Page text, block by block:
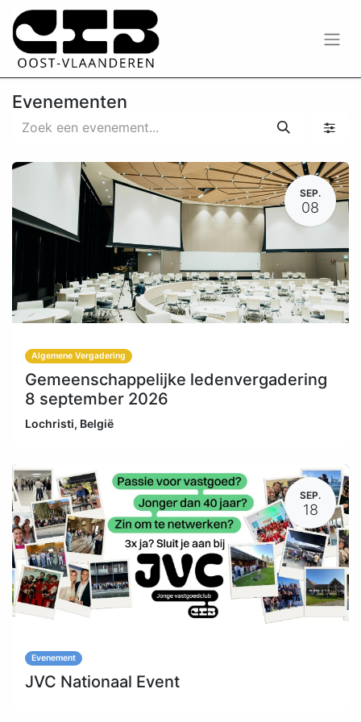
Evenementen
SEP.
08
Algemene Vergadering
Gemeenschappelijke ledenvergadering
8 september 2026
Lochristi, België
SEP.
18
Evenement
JVC Nationaal Event